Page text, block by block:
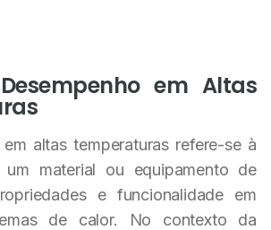
em Altas
altas temperaturas refere-se à
um material ou equipamento de
e funcionalidade em
de calor. No contexto da